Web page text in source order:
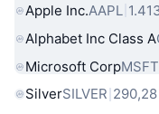
Apple Inc.AAPL
Alphabet Inc Class A
Microsoft CorpMSFT
SilverSILVER